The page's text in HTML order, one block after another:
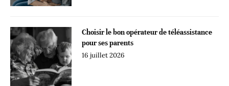
Choisir le bon opérateur de téléassistance
pour ses parents
16 juillet 2026